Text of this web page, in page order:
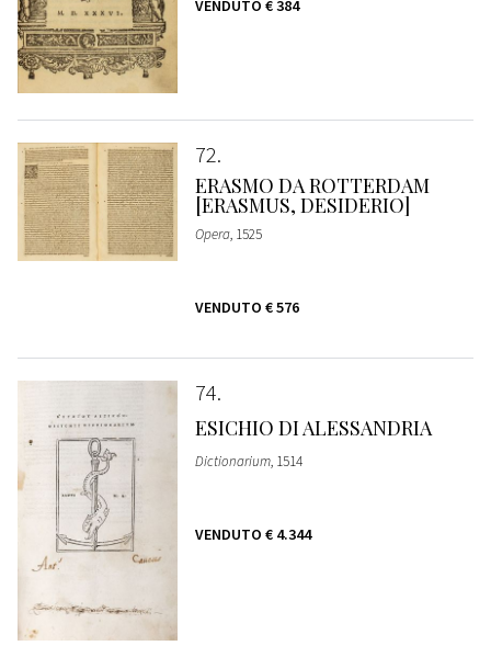
VENDUTO € 384
72
ERASMO DA ROTTERDAM
[ERASMUS, DESIDERIO]
Opera, 1525
VENDUTO € 576
74
ESICHIO DI ALESSANDRIA
Dictionarium, 1514
VENDUTO € 4.344